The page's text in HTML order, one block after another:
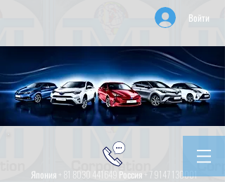
Войти
Япония + 81 8030 441649 Россия + 7 9147 130001